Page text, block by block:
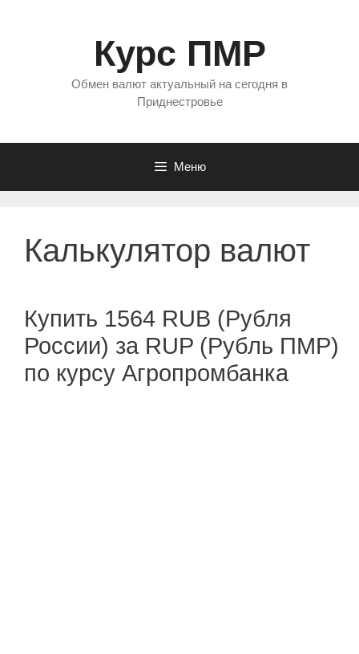
Курс ПМР
Обмен валют актуальный на сегодня в
Приднестровье
Меню
Калькулятор валют
Купить 1564 RUB (Рубля
России) за RUP (Рубль ПМР)
по курсу Агропромбанка